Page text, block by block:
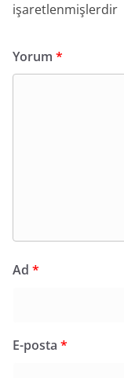
işaretlenmişlerdir
Yorum *
Ad *
E-posta *